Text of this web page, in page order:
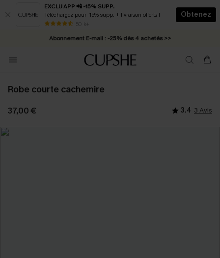
EXCLU APP 📲 -15% SUPP.
Téléchargez pour -15% supp. + livraison offerts !
50 k+
Obtenez
* Livraison éclair 2-3 jours ouvrés >>
Abonnement E-mail : -25% dès 4 achetés >>
Robe courte cachemire
37,00 € 3.4 3 Avis